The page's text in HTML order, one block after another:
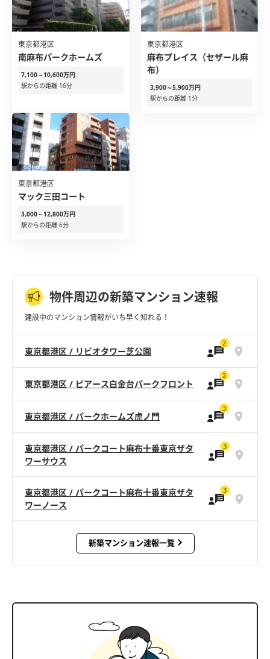
東京都港区
南麻布パークホームズ
7,100～10,600万円
駅からの距離 16分
東京都港区
麻布プレイス（セザール麻
布）
3,900～5,900万円
駅からの距離 1分
東京都港区
マック三田コート
3,000～12,800万円
駅からの距離 6分
物件周辺の新築マンション速報
建設中のマンション情報がいち早く知れる！
東京都港区 / リビオタワー芝公園
2
東京都港区 / ピアース白金台パークフロント
2
東京都港区 / パークホームズ虎ノ門
3
東京都港区 / パークコート麻布十番東京ザタ
ワーサウス
3
東京都港区 / パークコート麻布十番東京ザタ
ワーノース
3
新築マンション速報一覧